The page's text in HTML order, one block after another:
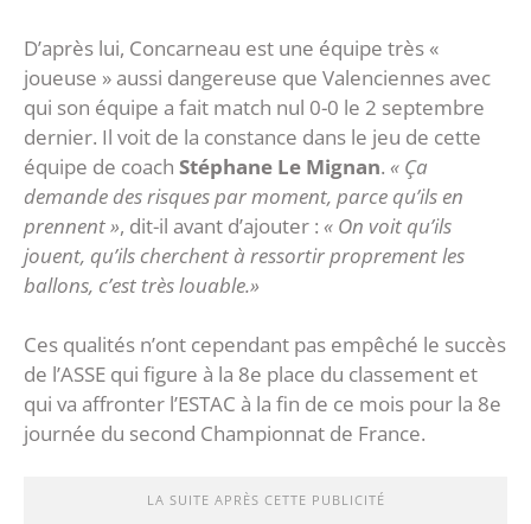
D’après lui, Concarneau est une équipe très «
joueuse » aussi dangereuse que Valenciennes avec
qui son équipe a fait match nul 0-0 le 2 septembre
dernier. Il voit de la constance dans le jeu de cette
équipe de coach Stéphane Le Mignan. « Ça
demande des risques par moment, parce qu’ils en
prennent », dit-il avant d’ajouter : « On voit qu’ils
jouent, qu’ils cherchent à ressortir proprement les
ballons, c’est très louable.»
Ces qualités n’ont cependant pas empêché le succès
de l’ASSE qui figure à la 8e place du classement et
qui va affronter l’ESTAC à la fin de ce mois pour la 8e
journée du second Championnat de France.
LA SUITE APRÈS CETTE PUBLICITÉ